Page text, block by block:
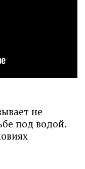
не
под водой.